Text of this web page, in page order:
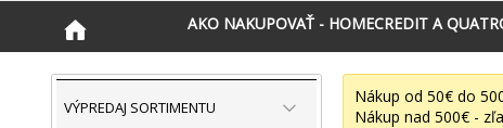
AKO NAKUPOVAŤ - HOMECREDIT A
VÝPREDAJ SORTIMENTU
Nákup od 50€ do
Nákup nad 500€ -